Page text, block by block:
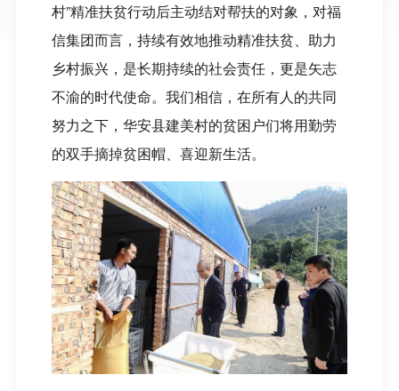
村”精准扶贫行动后主动结对帮扶的对象，对福
信集团而言，持续有效地推动精准扶贫、助力
乡村振兴，是长期持续的社会责任，更是矢志
不渝的时代使命。我们相信，在所有人的共同
努力之下，华安县建美村的贫困户们将用勤劳
的双手摘掉贫困帽、喜迎新生活。